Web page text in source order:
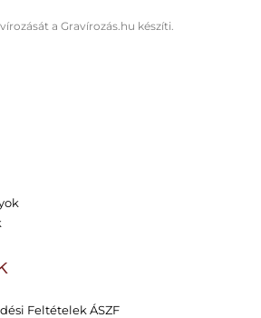
a Gravírozás.hu készíti.
Feltételek ÁSZF